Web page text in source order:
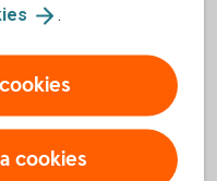
.
cookies